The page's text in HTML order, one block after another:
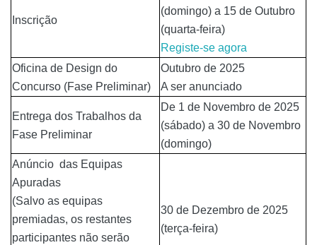
Inscrição
(domingo) a 15 de Outubro
(quarta-feira)
Registe-se agora
Oficina de Design do
Concurso (Fase Preliminar)
Outubro de 2025
A ser anunciado
Entrega dos Trabalhos da
Fase Preliminar
De 1 de Novembro de 2025
(sábado) a 30 de Novembro
(domingo)
Anúncio das Equipas
Apuradas
(Salvo as equipas
premiadas, os restantes
participantes não serão
30 de Dezembro de 2025
(terça-feira)